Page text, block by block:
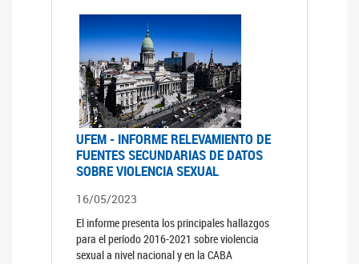
UFEM - INFORME RELEVAMIENTO DE
FUENTES SECUNDARIAS DE DATOS
SOBRE VIOLENCIA SEXUAL
16/05/2023
El informe presenta los principales hallazgos
para el período 2016-2021 sobre violencia
sexual a nivel nacional y en la CABA